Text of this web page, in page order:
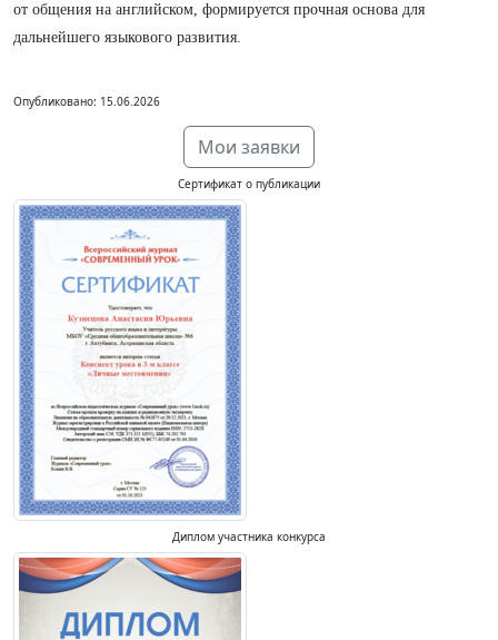
от общения на английском, формируется прочная основа для
дальнейшего языкового развития.
Опубликовано: 15.06.2026
Мои заявки
Сертификат о публикации
Диплом участника конкурса